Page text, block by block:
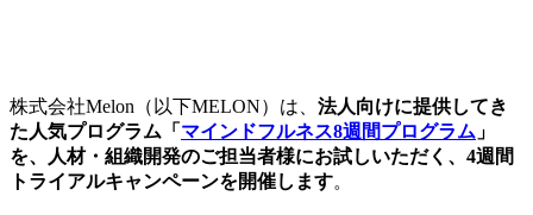
株式会社Melon（以下MELON）は、 法人向けに提供してき
た人気プログラム「 マインドフルネス8週間プログラム 」
を、人材・組織開発のご担当者様にお試しいただく、4週間
トライアルキャンペーンを開催します。